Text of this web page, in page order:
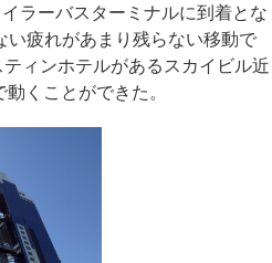
ラーバスターミナルに到着とな
疲れがあまり残らない移動で
ィンホテルがあるスカイビル近
くことができた。